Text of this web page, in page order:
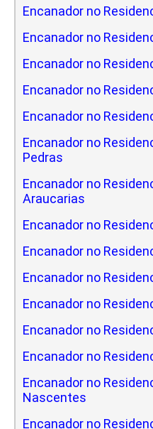
Encanador no
Encanador no
Encanador no
Encanador no
Encanador no
Encanador no
Pedras
Encanador no
Araucarias
Encanador no
Encanador no
Encanador no
Encanador no
Encanador no
Encanador no
Encanador no
Nascentes
Encanador no